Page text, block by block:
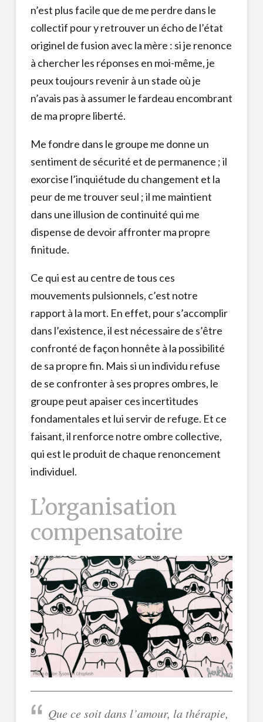
n’est plus facile que de me perdre dans le
collectif pour y retrouver un écho de l’état
originel de fusion avec la mère : si je renonce
à chercher les réponses en moi-même, je
peux toujours revenir à un stade où je
n’avais pas à assumer le fardeau encombrant
de ma propre liberté.
Me fondre dans le groupe me donne un
sentiment de sécurité et de permanence ; il
exorcise l’inquiétude du changement et la
peur de me trouver seul ; il me maintient
dans une illusion de continuité qui me
dispense de devoir affronter ma propre
finitude.
Ce qui est au centre de tous ces
mouvements pulsionnels, c’est notre
rapport à la mort. En effet, pour s’accomplir
dans l’existence, il est nécessaire de s’être
confronté de façon honnête à la possibilité
de sa propre fin. Mais si un individu refuse
de se confronter à ses propres ombres, le
groupe peut apaiser ces incertitudes
fondamentales et lui servir de refuge. Et ce
faisant, il renforce notre ombre collective,
qui est le produit de chaque renoncement
individuel.
L’organisation
compensatoire
Que ce soit dans l’amour, la thérapie,